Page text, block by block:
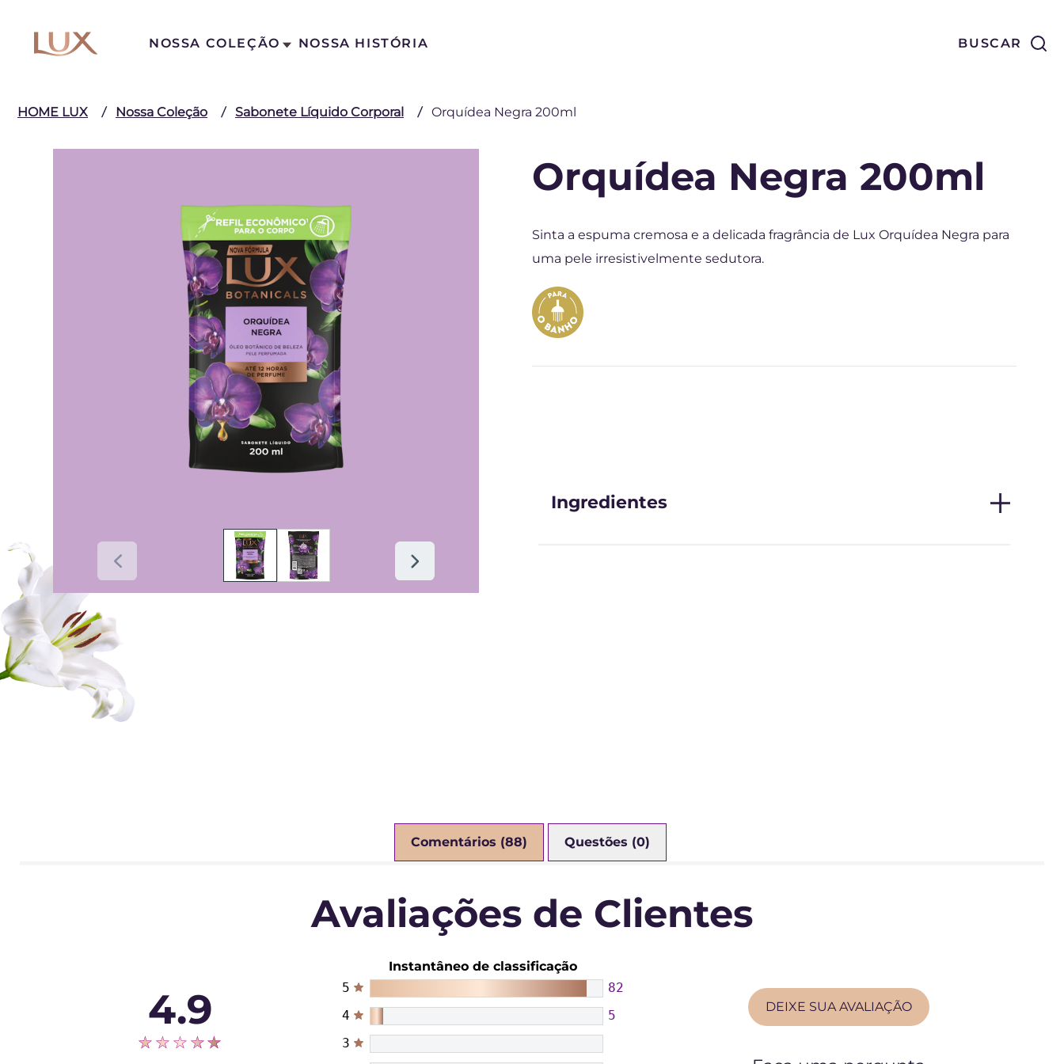
NOSSA COLEÇÃO NOSSA HISTÓRIA BUSCAR
Buscar
HOME LUX Nossa Coleção Sabonete Líquido Corporal Orquídea Negra 200ml
Orquídea Negra 200ml
Sinta a espuma cremosa e a delicada fragrância de Lux Orquídea Negra para
uma pele irresistivelmente sedutora.
Ingredientes
Comentários (88) Questões (0)
Avaliações de Clientes
4.9
Instantâneo de classificação
5
82
4
5
3
DEIXE SUA AVALIAÇÃO